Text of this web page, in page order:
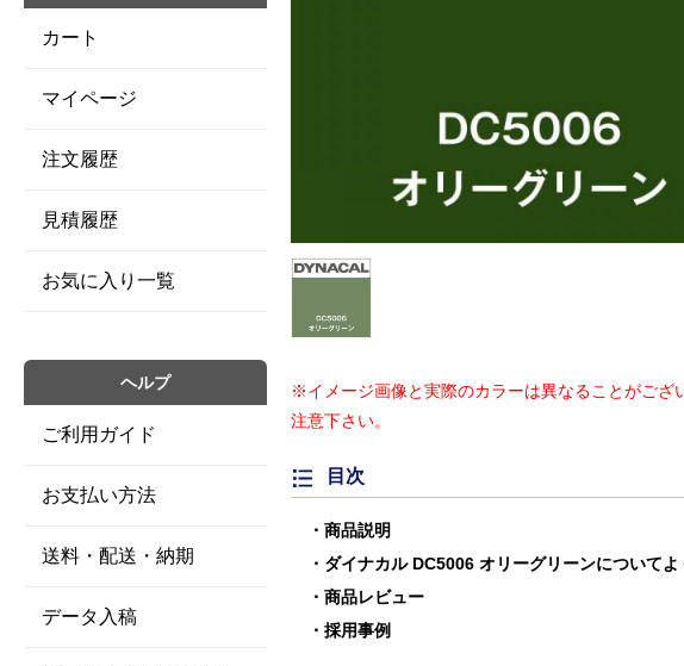
※イメージ画像と実際のカラーは異なることがござ
注意下さい。
目次
商品説明
ダイナカル DC5006 オリーグリーンについてよ
商品レビュー
採用事例
カート
マイページ
注文履歴
見積履歴
お気に入り一覧
ヘルプ
ご利用ガイド
お支払い方法
送料・配送・納期
データ入稿